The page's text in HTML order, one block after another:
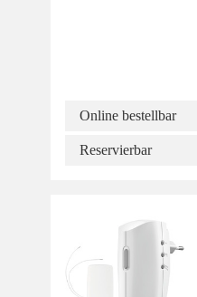
Online bestellbar
Reservierbar